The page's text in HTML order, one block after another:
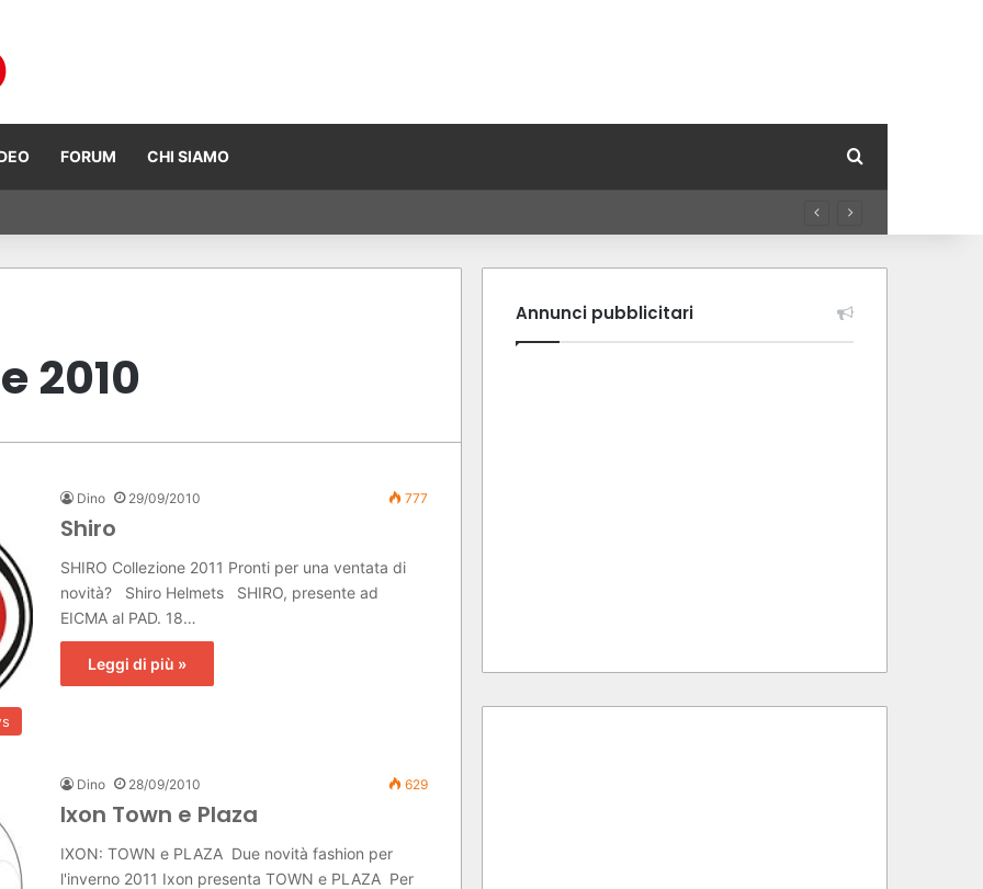
FORUM CHI SIAMO Cerca per
2010
Dino 29/09/2010 777
Shiro
SHIRO Collezione 2011 Pronti per una ventata di
novità? Shiro Helmets SHIRO, presente ad
EICMA al PAD. 18…
Leggi di più »
Dino 28/09/2010 629
Ixon Town e Plaza
IXON: TOWN e PLAZA Due novità fashion per
l'inverno 2011 Ixon presenta TOWN e PLAZA Per
Annunci pubblicitari